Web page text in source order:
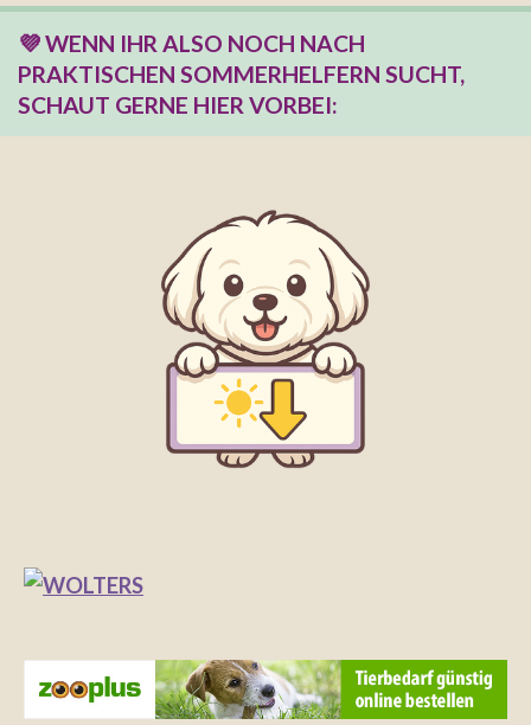
💜 WENN IHR ALSO NOCH NACH
PRAKTISCHEN SOMMERHELFERN SUCHT,
SCHAUT GERNE HIER VORBEI: